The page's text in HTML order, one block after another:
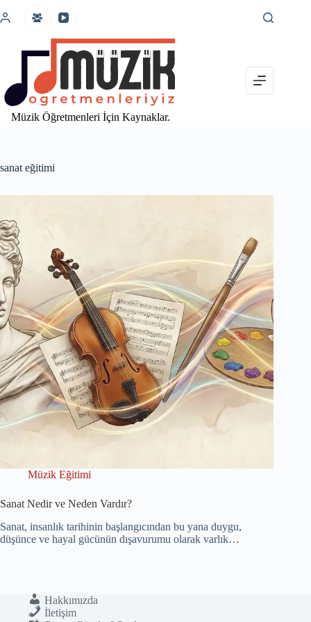
atla
Müzik Öğretmenleri İçin Kaynaklar.
sanat eğitimi
Müzik Eğitimi
Sanat Nedir ve Neden Vardır?
Sanat, insanlık tarihinin başlangıcından bu yana duygu,
düşünce ve hayal gücünün dışavurumu olarak varlık…
Hakkımızda
İletişim